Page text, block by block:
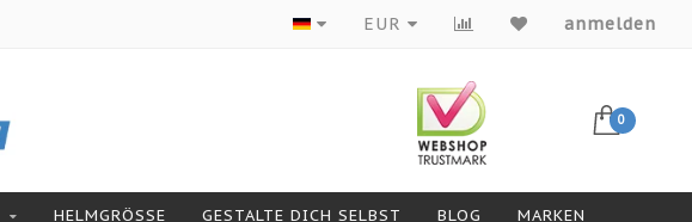
Produkte von Top-Marken
EUR anmelden
0
HELMGRÖSSE GESTALTE DICH SELBST BLOG MARKEN